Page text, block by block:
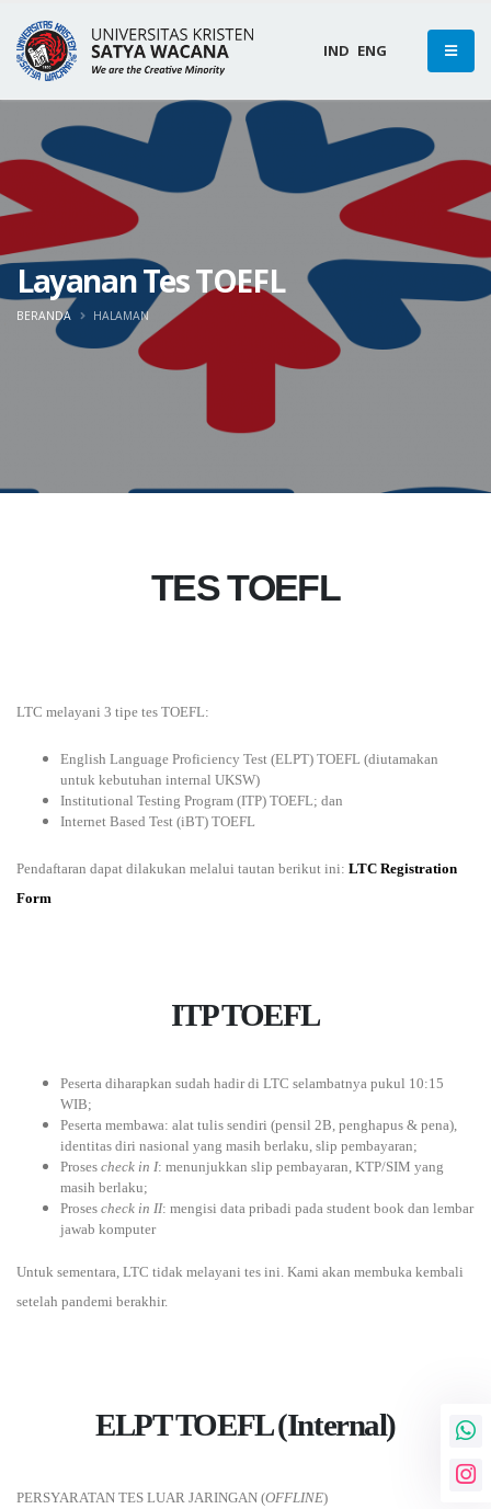
IND ENG
Layanan Tes TOEFL
BERANDA HALAMAN
TES TOEFL
LTC melayani 3 tipe tes TOEFL:
English Language Proficiency Test (ELPT) TOEFL (diutamakan
untuk kebutuhan internal UKSW)
Institutional Testing Program (ITP) TOEFL; dan
Internet Based Test (iBT) TOEFL
Pendaftaran dapat dilakukan melalui tautan berikut ini: LTC Registration
Form
ITP TOEFL
Peserta diharapkan sudah hadir di LTC selambatnya pukul 10:15
WIB;
Peserta membawa: alat tulis sendiri (pensil 2B, penghapus & pena),
identitas diri nasional yang masih berlaku, slip pembayaran;
Proses check in I: menunjukkan slip pembayaran, KTP/SIM yang
masih berlaku;
Proses check in II: mengisi data pribadi pada student book dan lembar
jawab komputer
Untuk sementara, LTC tidak melayani tes ini. Kami akan membuka kembali
setelah pandemi berakhir.
ELPT TOEFL (Internal)
PERSYARATAN TES LUAR JARINGAN (OFFLINE)